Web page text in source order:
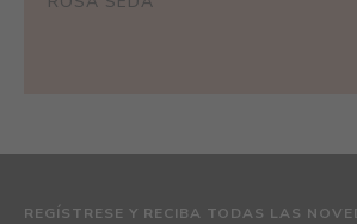
REGÍSTRESE Y RECIBA TODAS LAS